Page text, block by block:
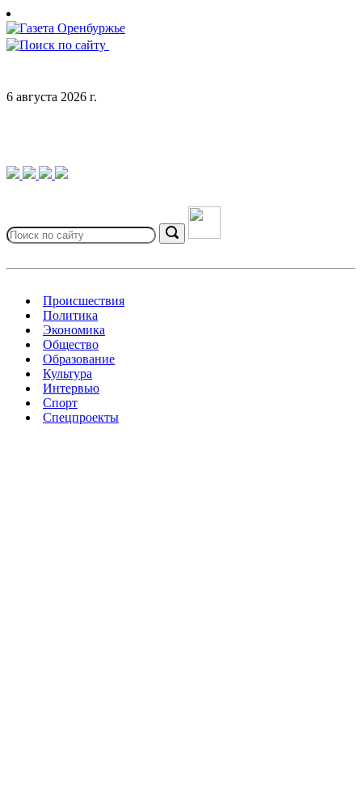
Skip
to
content
6 августа 2026 г.
for:
Search
Происшествия
Политика
Экономика
Общество
Образование
Культура
Интервью
Спорт
Спецпроекты